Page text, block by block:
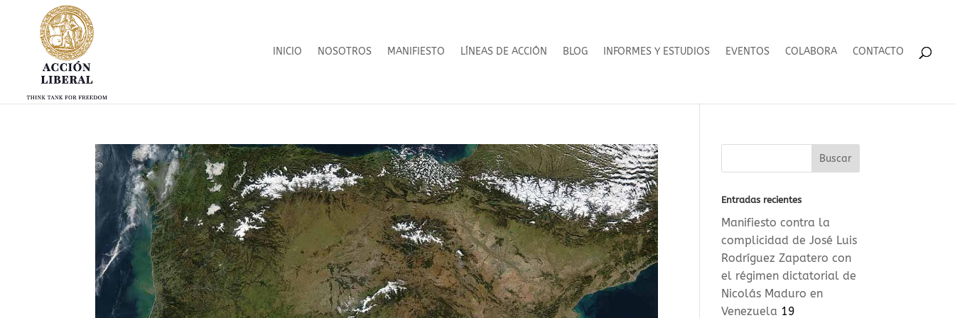
INICIO NOSOTROS MANIFIESTO LÍNEAS DE ACCIÓN BLOG INFORMES Y ESTUDIOS EVENTOS COLABORA CONTACTO
Entradas recientes
Manifiesto contra la
complicidad de José Luis
Rodríguez Zapatero con
el régimen dictatorial de
Nicolás Maduro en
Venezuela 19